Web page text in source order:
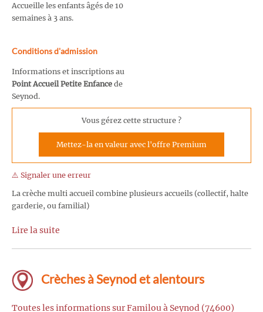
Accueille les enfants âgés de 10
semaines à 3 ans.
Conditions d'admission
Informations et inscriptions au
Point Accueil Petite Enfance de
Seynod.
Vous gérez cette structure ?
Mettez-la en valeur avec l'offre Premium
⚠️ Signaler une erreur
La crèche multi accueil combine plusieurs accueils (collectif, halte
garderie, ou familial)
Lire la suite
Crèches à Seynod et alentours
Toutes les informations sur Familou à Seynod (74600)